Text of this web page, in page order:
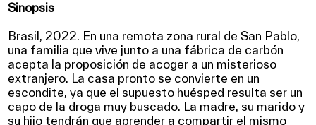
Sinopsis
Brasil, 2022. En una remota zona rural de San Pablo,
una familia que vive junto a una fábrica de carbón
acepta la proposición de acoger a un misterioso
extranjero. La casa pronto se convierte en un
escondite, ya que el supuesto huésped resulta ser un
capo de la droga muy buscado. La madre, su marido y
su hijo tendrán que aprender a compartir el mismo